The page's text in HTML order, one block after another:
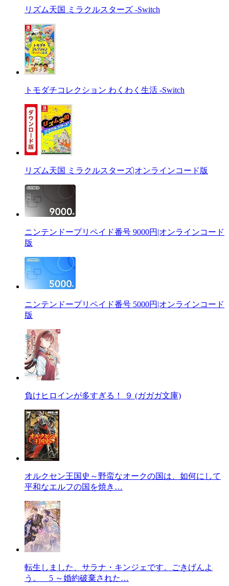
リズム天国 ミラクルスターズ -Switch
トモダチコレクション わくわく生活 -Switch
リズム天国 ミラクルスターズ|オンラインコード版
ニンテンドープリペイド番号 9000円|オンラインコード
版
ニンテンドープリペイド番号 5000円|オンラインコード
版
負けヒロインが多すぎる！ ９ (ガガガ文庫)
オルクセン王国史～野蛮なオークの国は、如何にして
平和なエルフの国を焼き…
転生しました、サラナ・キンジェです。ごきげんよ
う。 5 ～婚約破棄された…